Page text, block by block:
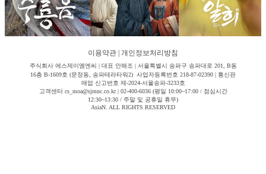
이용약관 개인정보처리방침
주식회사 에스제이엠엔씨 | 대표 안해조 | 서울특별시 송파구 송파대로 201, B동
16층 B-1609호 (문정동, 송파테라타워2) 사업자등록번호 218-87-02390 | 통신판
매업 신고번호 제-2024-서울송파-3233호
고객센터 cs_moa@sjmnc.co.kr | 02-400-6036 (평일 10:00~17:00 / 점심시간
12:30~13:30 / 주말 및 공휴일 휴무)
AsiaN. ALL RIGHTS RESERVED